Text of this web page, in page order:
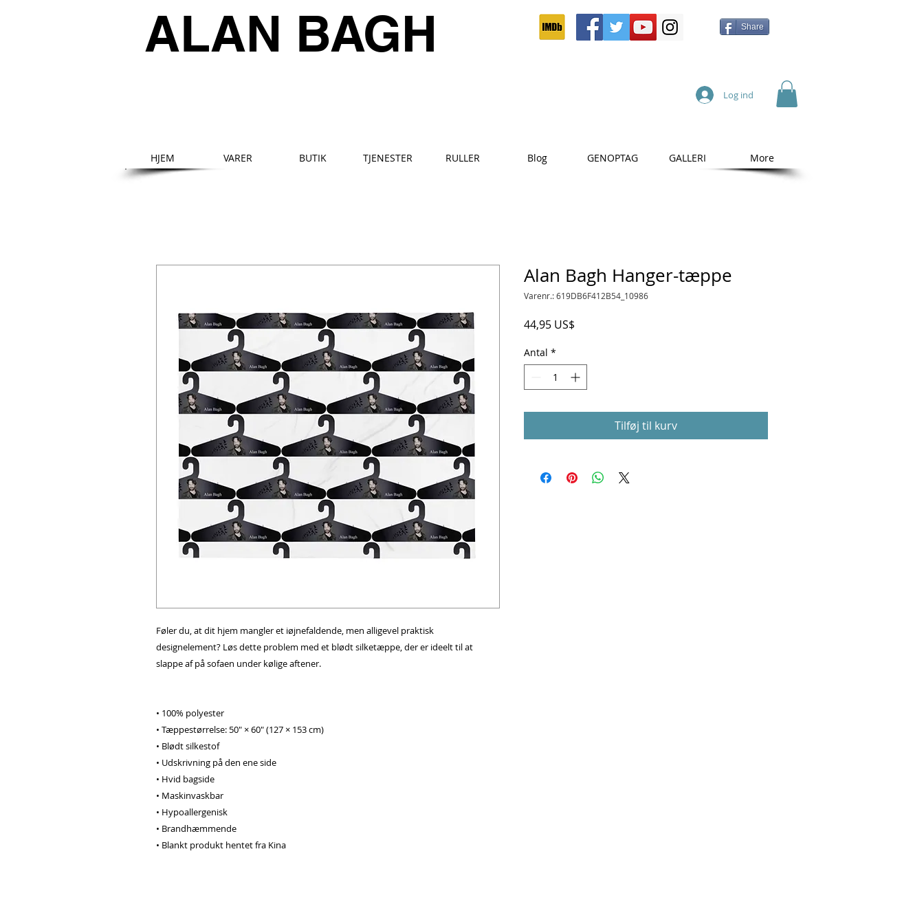
ALAN BAGH Share
Log ind
HJEM VARER BUTIK TJENESTER RULLER Blog GENOPTAG GALLERI More
Føler du, at dit hjem mangler et iøjnefaldende, men alligevel praktisk
designelement? Løs dette problem med et blødt silketæppe, der er ideelt til at
slappe af på sofaen under kølige aftener.
• 100% polyester
• Tæppestørrelse: 50" × 60" (127 × 153 cm)
• Blødt silkestof
• Udskrivning på den ene side
• Hvid bagside
• Maskinvaskbar
• Hypoallergenisk
• Brandhæmmende
• Blankt produkt hentet fra Kina
Alan Bagh Hanger-tæppe
Varenr.: 619DB6F412B54_10986
44,95 US$
Antal *
Tilføj til kurv